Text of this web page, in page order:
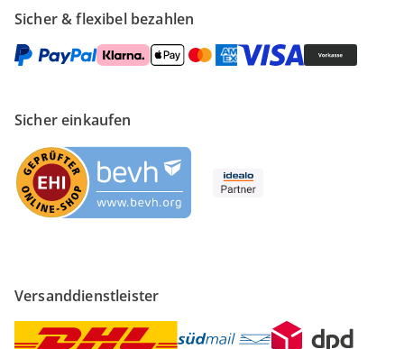
Sicher & flexibel bezahlen
Sicher einkaufen
Versanddienstleister